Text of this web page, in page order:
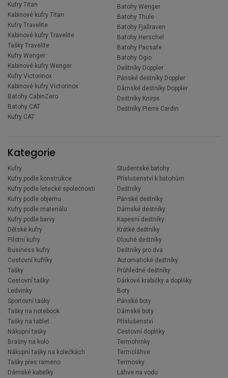
Kufry Titan
Kabinové kufry Titan
Kufry Travelite
Kabinové kufry Travelite
Tašky Travelite
Kufry Wenger
Kabinové kufry Wenger
Kufry Victorinox
Kabinové kufry Victorinox
Batohy CabinZero
Batohy CAT
Kufry CAT
Batohy Wenger
Batohy Thule
Batohy Fjallraven
Batohy Herschel
Batohy Pacsafe
Batohy Ogio
Deštníky Doppler
Pánské deštníky Doppler
Dámské deštníky Doppler
Deštníky Knirps
Deštníky Pierre Cardin
Kategorie
Kufry
Kufry podle konstrukce
Kufry podle letecké společnosti
Kufry podle objemu
Kufry podle materiálu
Kufry podle barvy
Dětské kufry
Pilotní kufry
Business kufry
Cestovní kufříky
Tašky
Cestovní tašky
Ledvinky
Sportovní tašky
Tašky na notebook
Tašky na tablet
Nákupní tašky
Brašny na kolo
Nákupní tašky na kolečkách
Tašky přes rameno
Dámské kabelky
Studentské batohy
Příslušenství k batohům
Deštníky
Pánské deštníky
Dámské deštníky
Kapesní deštníky
Krátké deštníky
Dlouhé deštníky
Deštníky pro dva
Automatické deštníky
Průhledné deštníky
Dárkové krabičky a doplňky
Boty
Pánské boty
Dámské boty
Příslušenství
Cestovní doplňky
Termohrnky
Termoláhve
Termosky
Láhve na vodu